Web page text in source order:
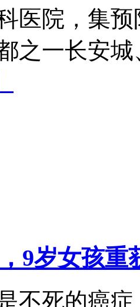
医院，集
之一长安
9岁女孩重
不死的癌